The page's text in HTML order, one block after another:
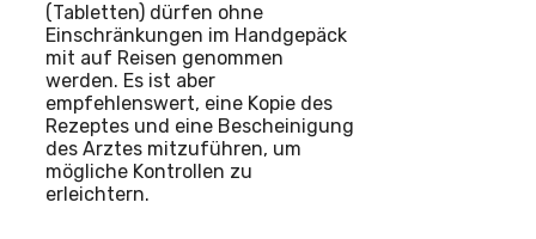
(Tabletten) dürfen ohne
Einschränkungen im Handgepäck
mit auf Reisen genommen
werden. Es ist aber
empfehlenswert, eine Kopie des
Rezeptes und eine Bescheinigung
des Arztes mitzuführen, um
mögliche Kontrollen zu
erleichtern.